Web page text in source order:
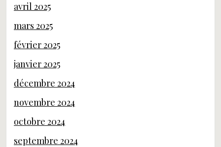
avril 2025
mars 2025
février 2025
janvier 2025
décembre 2024
novembre 2024
octobre 2024
septembre 2024